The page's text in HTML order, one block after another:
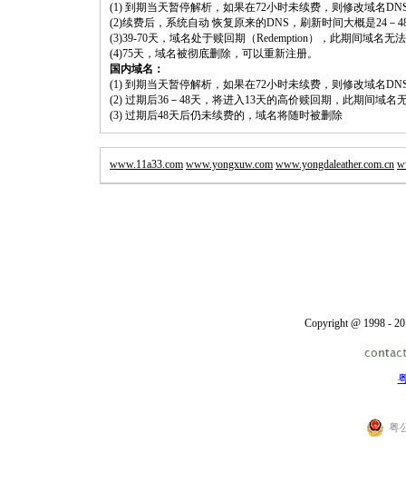
(1) 到期当天暂停解析，如果在72小时未续费，则修改域名
(2)续费后，系统自动 恢复原来的DNS，刷新时间大概是24－
(3)39-70天，域名处于赎回期（Redemption），此期间域名无
(4)75天，域名被彻底删除，可以重新注册。
国内域名：
(1) 到期当天暂停解析，如果在72小时未续费，则修改域名
(2) 过期后36－48天，将进入13天的高价赎回期，此期间域名
(3) 过期后48天后仍未续费的，域名将随时被删除
www.11a33.com www.yongxuw.com www.yongdaleather.com.cn
Copyright @ 1998 -
粤